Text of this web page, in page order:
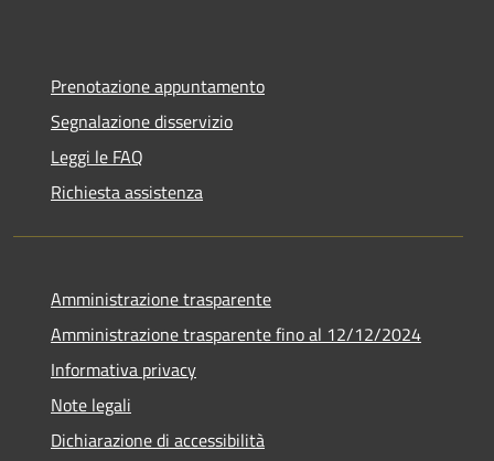
Prenotazione appuntamento
Segnalazione disservizio
Leggi le FAQ
Richiesta assistenza
Amministrazione trasparente
Amministrazione trasparente fino al 12/12/2024
Informativa privacy
Note legali
Dichiarazione di accessibilità